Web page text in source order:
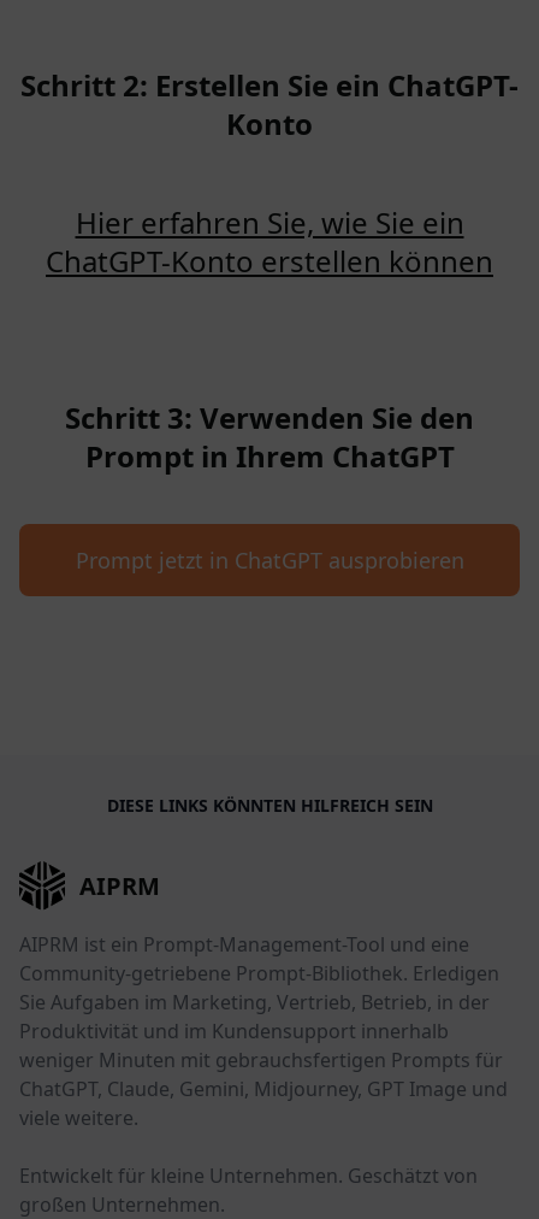
Schritt 2: Erstellen Sie ein ChatGPT-
Konto
Hier erfahren Sie, wie Sie ein
ChatGPT-Konto erstellen können
Schritt 3: Verwenden Sie den
Prompt in Ihrem ChatGPT
Prompt jetzt in ChatGPT ausprobieren
DIESE LINKS KÖNNTEN HILFREICH SEIN
AIPRM
AIPRM ist ein Prompt-Management-Tool und eine
Community-getriebene Prompt-Bibliothek. Erledigen
Sie Aufgaben im Marketing, Vertrieb, Betrieb, in der
Produktivität und im Kundensupport innerhalb
weniger Minuten mit gebrauchsfertigen Prompts für
ChatGPT, Claude, Gemini, Midjourney, GPT Image und
viele weitere.
Entwickelt für kleine Unternehmen. Geschätzt von
großen Unternehmen.